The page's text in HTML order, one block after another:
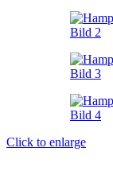
Click to enlarge